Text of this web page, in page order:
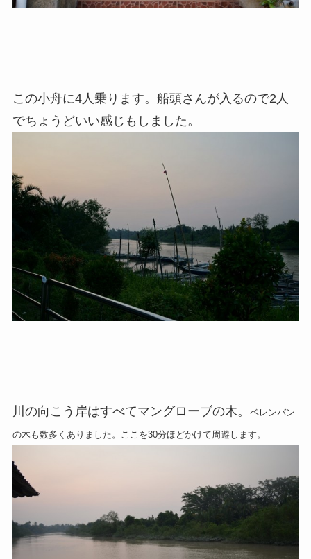
この小舟に4人乗ります。船頭さんが入るので2人
でちょうどいい感じもしました。
川の向こう岸はすべてマングローブの木。 ベレンバン
の木も数多くありました。ここを30分ほどかけて周遊します。